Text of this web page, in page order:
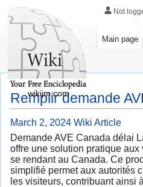
Remplir demande
March 2, 2024 Wiki Article
Demande AVE Canada délai
offre une solution pratique
se rendant au Canada. Ce
simplifié permet aux autorités
les visiteurs, contribuant ainsi
Not
Main page
wikijm.com